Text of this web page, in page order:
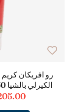
رو افريكان
الكيرلي بالشيا 250 مل - Raw African